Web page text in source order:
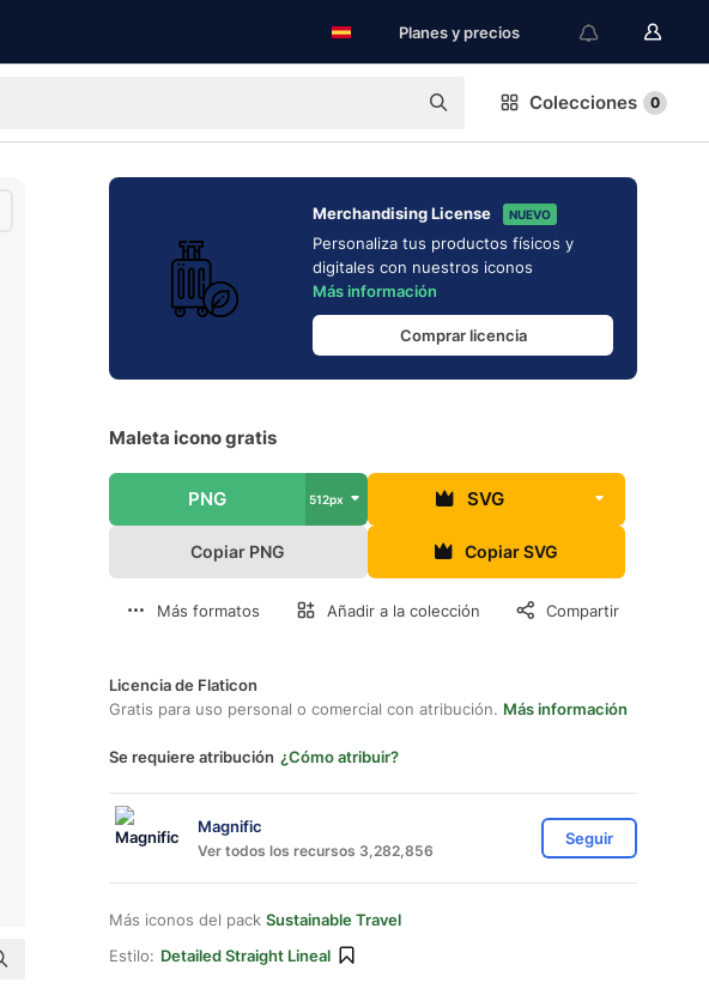
Planes y precios
Colecciones 0
Merchandising License NUEVO
Personaliza tus productos físicos y
digitales con nuestros iconos
Más información
Comprar licencia
Maleta icono gratis
PNG 512px SVG
Copiar PNG Copiar SVG
Más formatos Añadir a la colección Compartir
Licencia de Flaticon
Gratis para uso personal o comercial con atribución. Más información
Se requiere atribución ¿Cómo atribuir?
Magnific
Ver todos los recursos 3,282,856
Seguir
Más iconos del pack Sustainable Travel
Estilo: Detailed Straight Lineal